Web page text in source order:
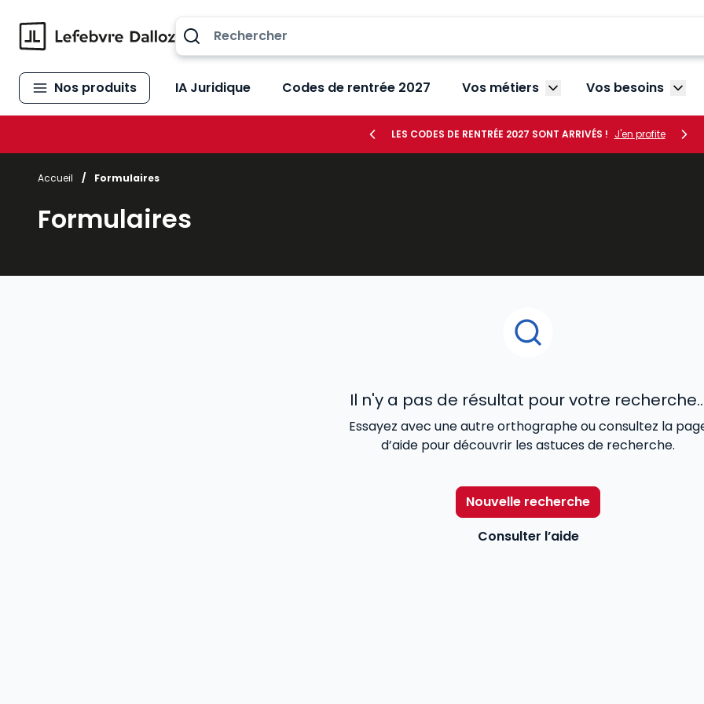
Nos produits IA Juridique Codes de rentrée 2027 Vos métiers Afficher le sous-menu
Vos besoins
LES CODES DE RENTRÉE 2027 SONT ARRIVÉS ! J'en profite
Accueil / Formulaires
Formulaires
Il n'y a pas de résultat pour votre
Essayez avec une autre orthographe ou consultez la
d’aide pour découvrir les astuces de recherche.
Nouvelle recherche
Consulter l’aide